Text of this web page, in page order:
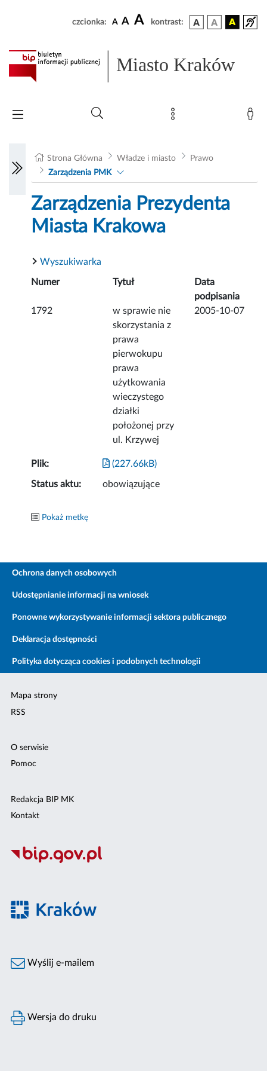
czcionka: A A A kontrast:
Miasto Kraków
Strona Główna Władze i miasto
Prawo
Zarządzenia PMK
Zarządzenia Prezydenta
Miasta Krakowa
Wyszukiwarka
Numer Tytuł
Data
podpisania
1792
w sprawie nie
skorzystania z
prawa
pierwokupu
prawa
użytkowania
wieczystego
działki
położonej przy
ul. Krzywej
2005-10-07
Plik: (227.66kB)
Status aktu: obowiązujące
Pokaż metkę
Ochrona danych osobowych
Udostępnianie informacji na wniosek
Ponowne wykorzystywanie informacji sektora publicznego
Deklaracja dostępności
Polityka dotycząca cookies i podobnych technologii
Mapa strony
RSS
O serwisie
Pomoc
Redakcja BIP MK
Kontakt
Wyślij e-mailem
Wersja do druku